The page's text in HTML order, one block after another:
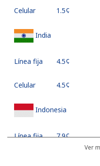
Celular ⁦1.5¢⁩
India
Línea fija ⁦4.5¢⁩
Celular ⁦4.5¢⁩
Indonesia
Línea fija ⁦7.9¢⁩
Ver